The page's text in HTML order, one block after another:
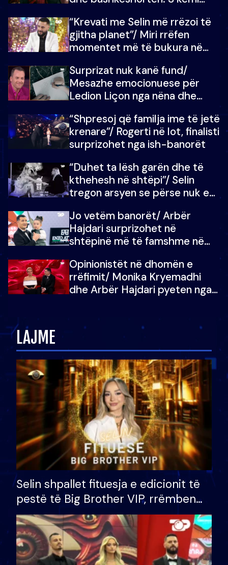
“Krevati me Selin më rrëzoi të
gjitha planet”/ Miri rrëfen
momentet më të bukura në
mungojë zilja e mëngjesit kur…
Surprizat nuk kanë fund/
Mesazhe emocionuese për
Ledion Liçon nga nëna dhe
mban dot lotët: Nuk meritoj…
“Shpresoj që familja ime të jetë
krenare”/ Rogerti në lot, finalisti
surprizohet nga ish-banorët
“Duhet ta lësh garën dhe të
kthehesh në shtëpi”/ Selin
tregon arsyen se përse nuk e
çoja luftën time deri në fund
Jo vetëm banorët/ Arbër
Hajdari surprizohet në
shtëpinë më të famshme në
vajzën e tij
Opinionistët në dhomën e
rrëfimit/ Monika Kryemadhi
dhe Arbër Hajdari pyeten nga
LAJME
Selin shpallet fituesja e edicionit të
pestë të Big Brother VIP, rrëmben
çmimin e madh prej 100 mijë eurosh